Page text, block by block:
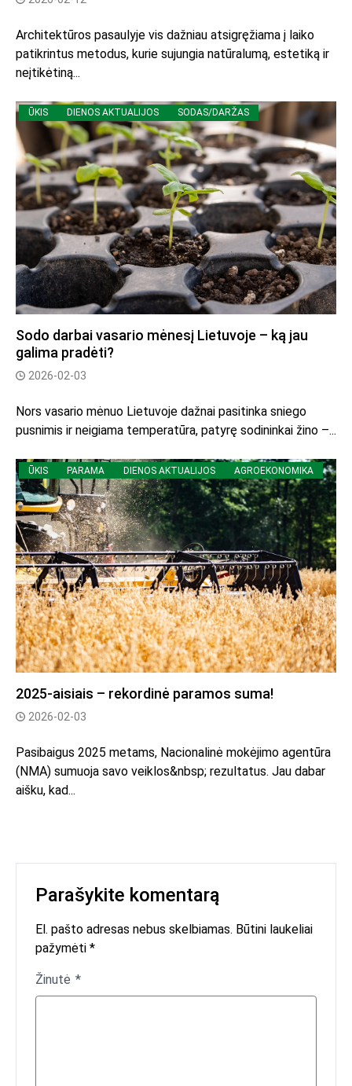
Architektūros pasaulyje vis dažniau atsigręžiama į laiko
patikrintus metodus, kurie sujungia natūralumą, estetiką ir
neįtikėtiną...
ŪKIS DIENOS AKTUALIJOS SODAS/DARŽAS
Sodo darbai vasario mėnesį Lietuvoje – ką jau
galima pradėti?
2026-02-03
Nors vasario mėnuo Lietuvoje dažnai pasitinka sniego
pusnimis ir neigiama temperatūra, patyrę sodininkai žino –...
ŪKIS PARAMA DIENOS AKTUALIJOS AGROEKONOMIKA
2025-aisiais – rekordinė paramos suma!
2026-02-03
Pasibaigus 2025 metams, Nacionalinė mokėjimo agentūra
(NMA) sumuoja savo veiklos&nbsp; rezultatus. Jau dabar
aišku, kad...
Parašykite komentarą
El. pašto adresas nebus skelbiamas. Būtini laukeliai
pažymėti *
Žinutė